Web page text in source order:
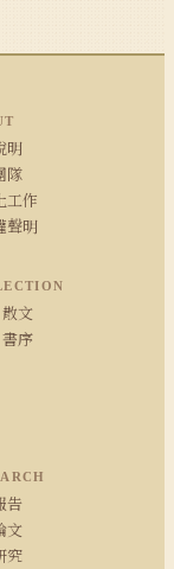
明
隊
工作
聲明
散文
書序
告
文
究